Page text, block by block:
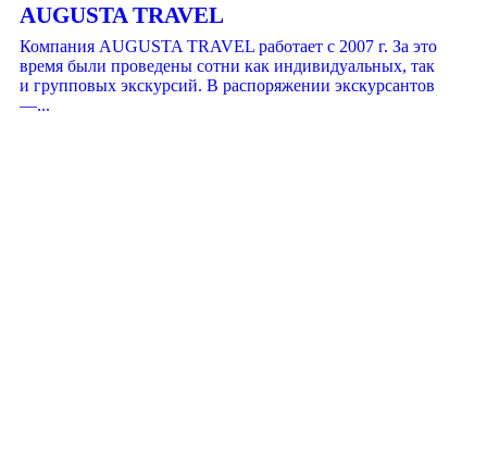
AUGUSTA TRAVEL
Компания AUGUSTA TRAVEL работает с 2007 г. За это
время были проведены сотни как индивидуальных, так
и групповых экскурсий. В распоряжении экскурсантов
—...